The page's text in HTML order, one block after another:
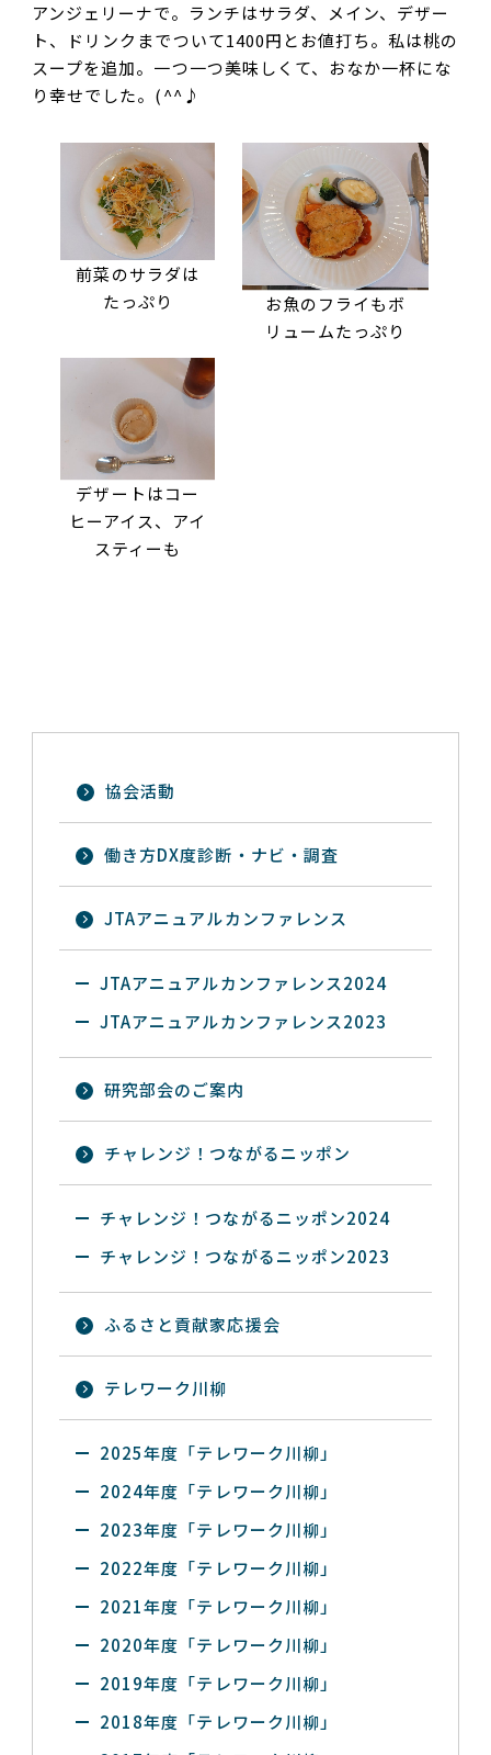
アンジェリーナで。ランチはサラダ、メイン、デザー
ト、ドリンクまでついて1400円とお値打ち。私は桃の
スープを追加。一つ一つ美味しくて、おなか一杯にな
り幸せでした。(^^♪
前菜のサラダは
たっぷり
お魚のフライもボ
リュームたっぷり
デザートはコー
ヒーアイス、アイ
スティーも
協会活動
働き方DX度診断・ナビ・調査
JTAアニュアルカンファレンス
JTAアニュアルカンファレンス2024
JTAアニュアルカンファレンス2023
研究部会のご案内
チャレンジ！つながるニッポン
チャレンジ！つながるニッポン2024
チャレンジ！つながるニッポン2023
ふるさと貢献家応援会
テレワーク川柳
2025年度「テレワーク川柳」
2024年度「テレワーク川柳」
2023年度「テレワーク川柳」
2022年度「テレワーク川柳」
2021年度「テレワーク川柳」
2020年度「テレワーク川柳」
2019年度「テレワーク川柳」
2018年度「テレワーク川柳」